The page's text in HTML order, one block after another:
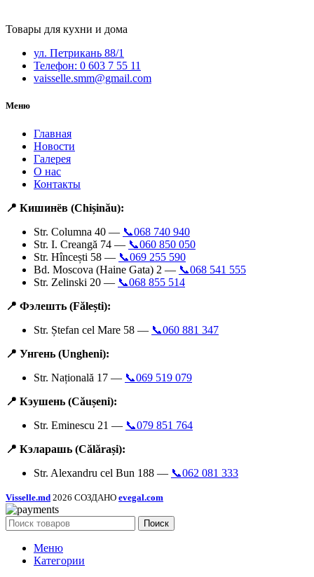
Товары для кухни и дома
ул. Петрикань 88/1
Телефон: 0 603 7 55 11
vaisselle.smm@gmail.com
Меню
Главная
Новости
Галерея
О нас
Контакты
📍 Кишинёв (Chișinău):
Str. Columna 40 — 📞068 740 940
Str. I. Creangă 74 — 📞060 850 050
Str. Hîncești 58 — 📞069 255 590
Bd. Moscova (Haine Gata) 2 — 📞068 541 555
Str. Zelinski 20 — 📞068 855 514
📍 Фэлешть (Fălești):
Str. Ștefan cel Mare 58 — 📞060 881 347
📍 Унгень (Ungheni):
Str. Națională 17 — 📞069 519 079
📍 Кэушень (Căușeni):
Str. Eminescu 21 — 📞079 851 764
📍 Кэларашь (Călărași):
Str. Alexandru cel Bun 188 — 📞062 081 333
Visselle.md 2026 СОЗДАНО evegal.com
Поиск
Меню
Категории